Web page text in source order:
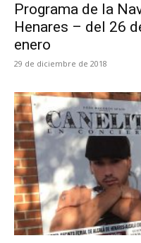
Programa de la
Henares – del 26
enero
29 de diciembre de 2018